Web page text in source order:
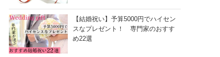
【結婚祝い】予算5000円でハイセン
スなプレゼント！ 専門家のおすす
め22選